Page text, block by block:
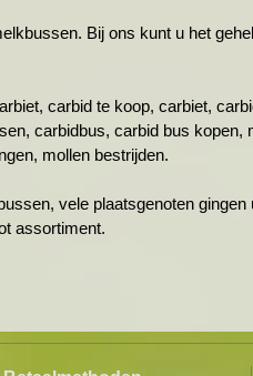
Bij ons kunt u het
carbid te koop, carbiet,
carbidbus, carbid bus kopen,
mollen bestrijden.
vele plaatsgenoten gingen
assortiment.